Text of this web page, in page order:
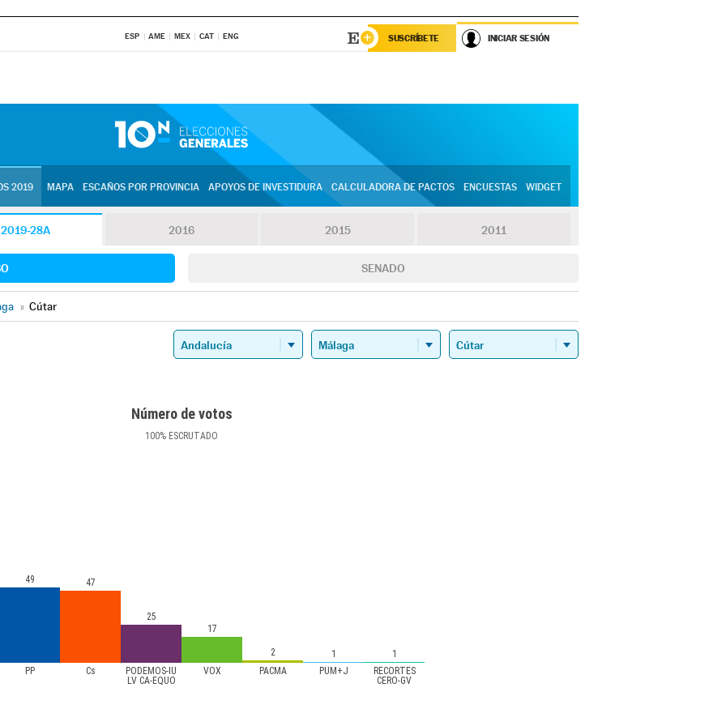
ESP AME MEX CAT ENG SUSCRÍBETE INICIAR SESIÓN
2019 MAPA ESCAÑOS POR PROVINCIA APOYOS DE INVESTIDURA CALCULADORA DE PACTOS ENCUESTAS WIDGET
2019-28A 2016 2015 2011
SENADO
» Cútar
Número de votos
100% ESCRUTADO
PP Cs
PODEMOS-IU
LV CA-EQUO
VOX PACMA PUM+J
RECORTES
CERO-GV
49 47
25
17
2 1 1